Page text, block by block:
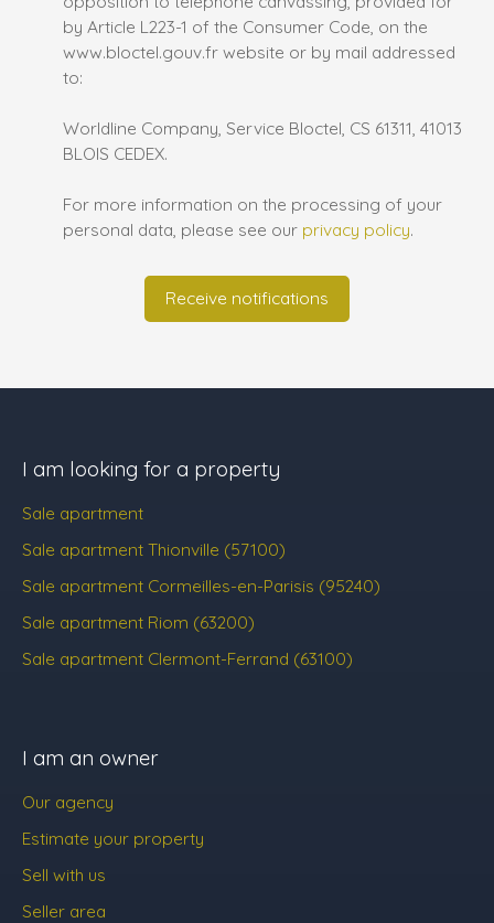
by Article L223-1 of the Consumer Code, on the
www.bloctel.gouv.fr website or by mail addressed
to:
Worldline Company, Service Bloctel, CS 61311, 41013
BLOIS CEDEX.
For more information on the processing of your
personal data, please see our privacy policy.
Receive notifications
I am looking for a property
Sale apartment
Sale apartment Thionville (57100)
Sale apartment Cormeilles-en-Parisis (95240)
Sale apartment Riom (63200)
Sale apartment Clermont-Ferrand (63100)
I am an owner
Our agency
Estimate your property
Sell with us
Seller area